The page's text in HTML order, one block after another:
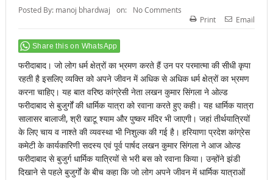
Posted By: manoj bhardwaj on:
No Comments
Print
Email
Share this on WhatsApp
फरीदाबाद। जो लोग धर्म क्षेत्रों का भ्रमण करते हैं उन पर परमात्मा की सीधी कृपा
रहती है इसलिए व्यक्ति को अपने जीवन में अधिक से अधिक धर्म क्षेत्रों का भ्रमण
करना चाहिए। यह बात वरिष्ठ कांग्रेसी नेता लखन कुमार सिंगला ने ओल्ड
फरीदाबाद से बुजुर्गों की धार्मिक यात्रा को रवाना करते हुए कही। यह धार्मिक यात्रा
सालासर बालाजी, श्री खाटू श्याम और पुष्कर मंदिर भी जाएगी। जहां तीर्थयात्रियों
के लिए चाय व नाश्ते की व्यवस्था भी निशुल्क की गई है। हरियाणा प्रदेश कांग्रेस
कमेटी के कार्यकारिणी सदस्य एवं पूर्व पार्षद लखन कुमार सिंगला ने आज ओल्ड
फरीदाबाद से बुजुर्ग धार्मिक यात्रियों से भरी बस को रवाना किया। उन्होंने झंडी
दिखाने से पहले बुजुर्गों के बीच कहा कि जो लोग अपने जीवन में धार्मिक यात्राओं